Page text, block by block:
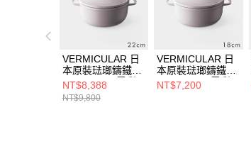
VERMICULAR 日
本原裝琺瑯鑄鐵鍋
OP2 22cm (雲彩
粉)
NT$8,388
NT$9,800
VERMICULAR 日
本原裝琺瑯鑄鐵鍋
OP2 18cm (雲彩
NT$7,200